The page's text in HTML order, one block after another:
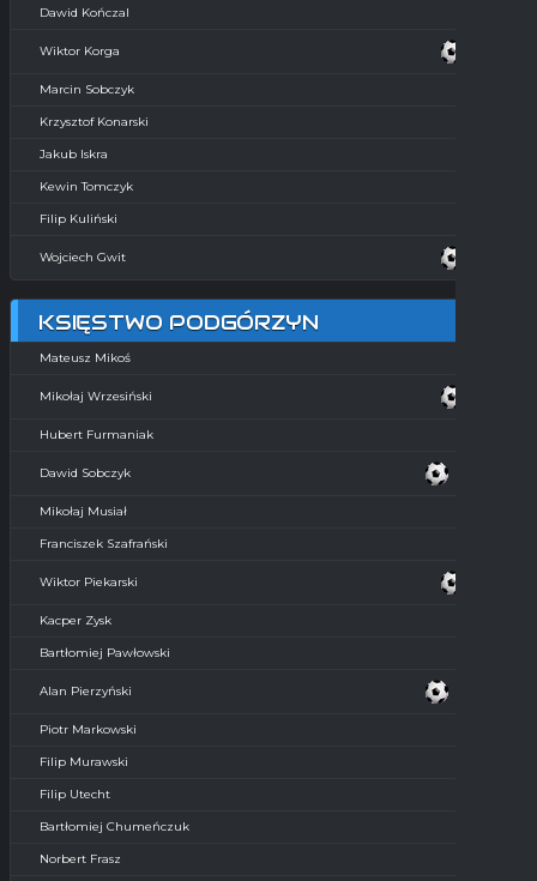
Dawid Kończal
Wiktor Korga
Marcin Sobczyk
Krzysztof Konarski
Jakub Iskra
Kewin Tomczyk
Filip Kuliński
Wojciech Gwit
KSIĘSTWO PODGÓRZYN
Mateusz Mikoś
Mikołaj Wrzesiński
Hubert Furmaniak
Dawid Sobczyk
Mikołaj Musiał
Franciszek Szafrański
Wiktor Piekarski
Kacper Zysk
Bartłomiej Pawłowski
Alan Pierzyński
Piotr Markowski
Filip Murawski
Filip Utecht
Bartłomiej Chumeńczuk
Norbert Frasz